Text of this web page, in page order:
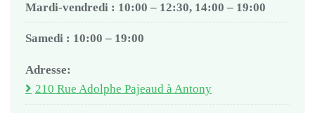
Mardi-vendredi : 10:00 – 12:30, 14:00 – 19:00
Samedi : 10:00 – 19:00
Adresse:
210 Rue Adolphe Pajeaud à Antony